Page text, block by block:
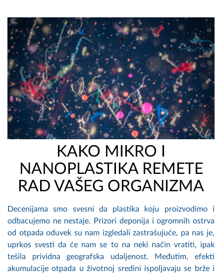
KAKO MIKRO I
NANOPLASTIKA REMETE
RAD VAŠEG ORGANIZMA
Decenijama smo svesni da plastika koju proizvodimo i
odbacujemo ne nestaje. Prizori deponija i ogromnih ostrva
od otpada oduvek su nam izgledali zastrašujuće, pa nas je,
uprkos svesti da će nam se to na neki način vratiti, ipak
tešila prividna geografska udaljenost. Međutim, efekti
akumulacije otpada u životnoj sredini ispoljavaju se brže i